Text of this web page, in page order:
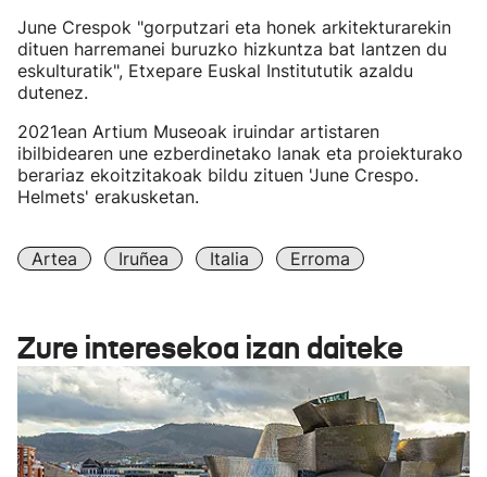
June Crespok "gorputzari eta honek arkitekturarekin
dituen harremanei buruzko hizkuntza bat lantzen du
eskulturatik", Etxepare Euskal Institututik azaldu
dutenez.
2021ean Artium Museoak iruindar artistaren
ibilbidearen une ezberdinetako lanak eta proiekturako
berariaz ekoitzitakoak bildu zituen 'June Crespo.
Helmets' erakusketan.
Artea Iruñea Italia Erroma
Zure interesekoa izan daiteke